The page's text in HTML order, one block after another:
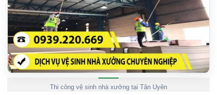
Thi công vệ sinh nhà xưởng tại Tân Uyên